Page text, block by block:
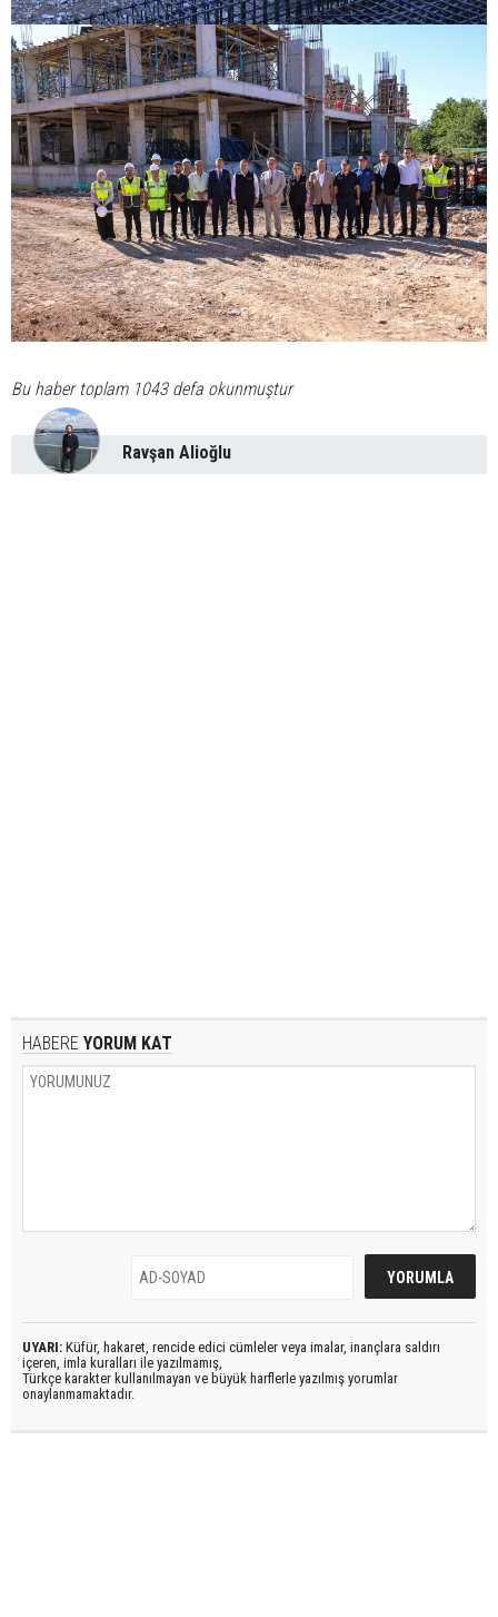
Bu haber toplam 1043 defa okunmuştur
Ravşan Alioğlu
HABERE YORUM KAT
UYARI: Küfür, hakaret, rencide edici cümleler veya imalar, inançlara saldırı
içeren, imla kuralları ile yazılmamış,
Türkçe karakter kullanılmayan ve büyük harflerle yazılmış yorumlar
onaylanmamaktadır.